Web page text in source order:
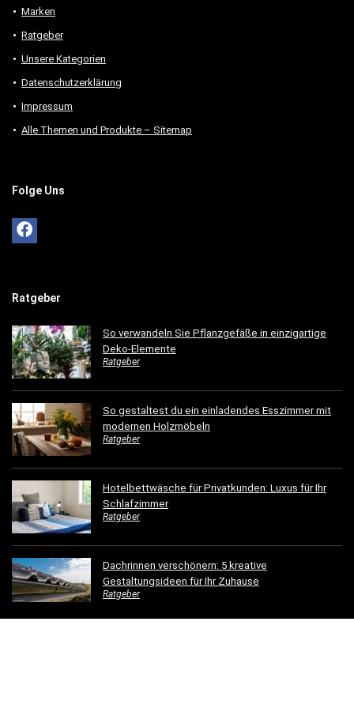
Marken
Ratgeber
Unsere Kategorien
Datenschutzerklärung
Impressum
Alle Themen und Produkte – Sitemap
Folge Uns
Ratgeber
So verwandeln Sie Pflanzgefäße in einzigartige
Deko-Elemente
Ratgeber
So gestaltest du ein einladendes Esszimmer mit
modernen Holzmöbeln
Ratgeber
Hotelbettwäsche für Privatkunden: Luxus für Ihr
Schlafzimmer
Ratgeber
Dachrinnen verschönern: 5 kreative
Gestaltungsideen für Ihr Zuhause
Ratgeber